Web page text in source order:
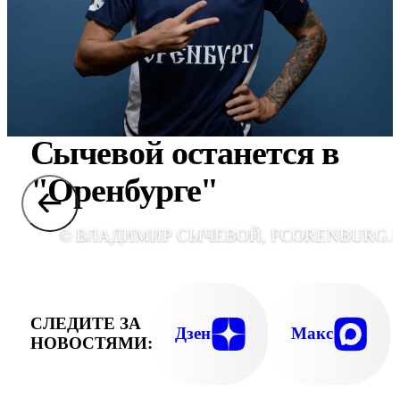
Сычевой останется в
"Оренбурге"
© ВЛАДИМИР СЫЧЕВОЙ,
СЛЕДИТЕ ЗА
НОВОСТЯМИ:
Дзен Макс